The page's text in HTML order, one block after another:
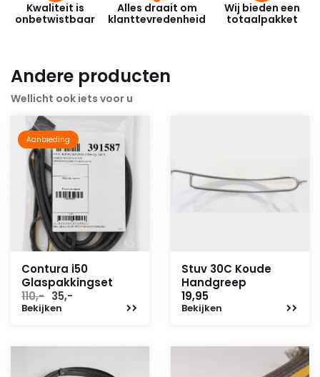
Kwaliteit is
onbetwistbaar
Alles draait om
klanttevredenheid
Wij bieden een
totaalpakket
Andere producten
Wellicht ook iets voor u
Aanbieding
Contura i50
Glaspakkingset
110,- Oorspronkelijke
prijs
35,-
Bekijken
Stuv 30C Koude
Handgreep
19,95
Bekijken